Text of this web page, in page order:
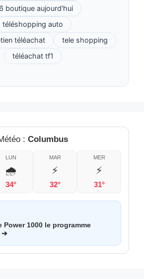
boutique aujourd'hui
téléshopping auto
téléachat
tele shopping
téléachat tf1
: Columbus
LUN
🌧️
34°
MAR
⚡
32°
MER
⚡
31°
Power 1000 le programme
➔